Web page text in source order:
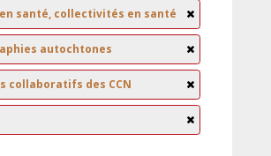
santé, collectivités en santé
autochtones
collaboratifs des CCN